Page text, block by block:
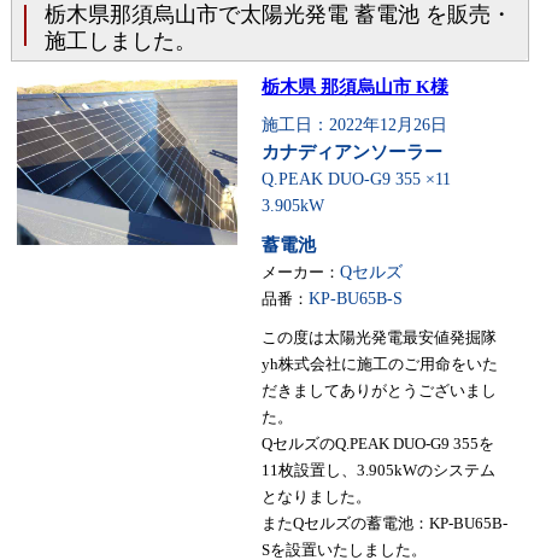
栃木県那須烏山市で太陽光発電 蓄電池 を販売・
施工しました。
栃木県 那須烏山市 K様
施工日：2022年12月26日
カナディアンソーラー
Q.PEAK DUO-G9 355 ×11
3.905kW
蓄電池
メーカー： Qセルズ
品番： KP-BU65B-S
この度は太陽光発電最安値発掘隊
yh株式会社に施工のご用命をいた
だきましてありがとうございまし
た。
QセルズのQ.PEAK DUO-G9 355を
11枚設置し、3.905kWのシステム
となりました。
またQセルズの蓄電池：KP-BU65B-
Sを設置いたしました。